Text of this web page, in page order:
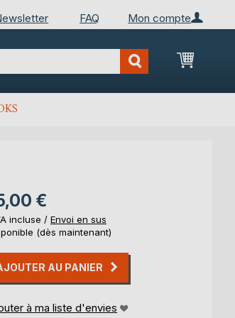
Mon compte
FAQ
Mon
€
incluse / Envoi en sus
(dès maintenant)
AU PANIER
à ma liste d'envies